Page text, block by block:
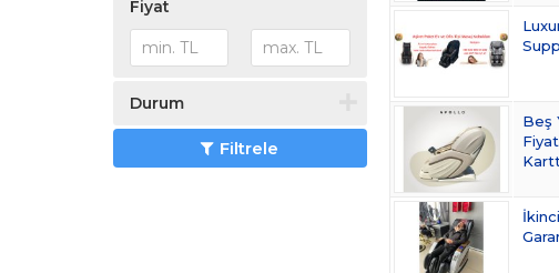
Fiyat
Durum
Filtrele
Beş